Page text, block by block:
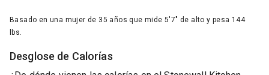
Basado en una mujer de 35 años que mide 5'7" de alto y pesa 144
lbs.
Desglose de Calorías